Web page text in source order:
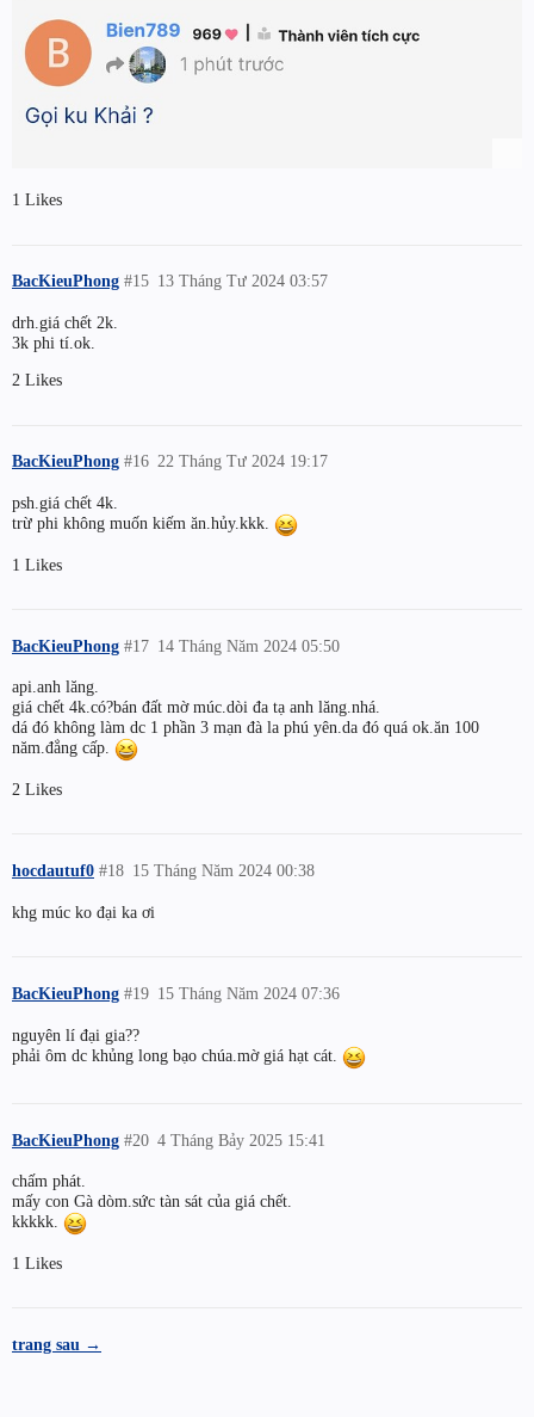
1 Likes
BacKieuPhong 13 Tháng Tư 2024 03:57
#15
drh.giá chết 2k.
3k phi tí.ok.
2 Likes
BacKieuPhong 22 Tháng Tư 2024 19:17
#16
psh.giá chết 4k.
trừ phi không muốn kiếm ăn.hủy.kkk.
1 Likes
BacKieuPhong 14 Tháng Năm 2024 05:50
#17
api.anh lăng.
giá chết 4k.có?bán đất mờ múc.dòi đa tạ anh lăng.nhá.
dá đó không làm dc 1 phần 3 mạn đà la phú yên.da đó quá ok.ăn 100
năm.đẳng cấp.
2 Likes
hocdautuf0 15 Tháng Năm 2024 00:38
#18
khg múc ko đại ka ơi
BacKieuPhong 15 Tháng Năm 2024 07:36
#19
nguyên lí đại gia??
phải ôm dc khủng long bạo chúa.mờ giá hạt cát.
BacKieuPhong 4 Tháng Bảy 2025 15:41
#20
chấm phát.
mấy con Gà dòm.sức tàn sát của giá chết.
kkkkk.
1 Likes
trang sau →